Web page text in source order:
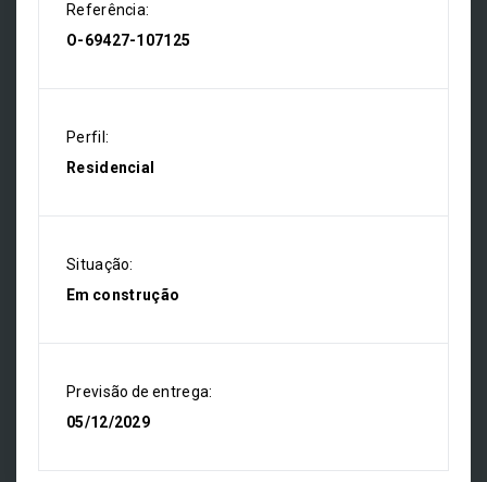
Referência:
O-69427-107125
Perfil:
Residencial
Situação:
Em construção
Previsão de entrega:
05/12/2029